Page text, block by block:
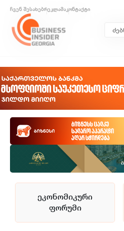
ჩვენ შესახებრეკლამაკონტაქტი
ეკონომიკური
ფორუმი